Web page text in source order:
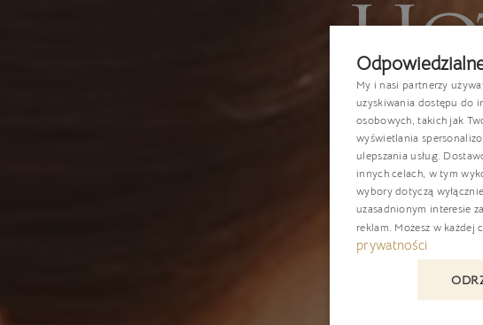
My i nasi partnerzy
uzyskiwania dostępu do
osobowych, takich jak
wyświetlania
ulepszania usług.
innych celach, w tym
wybory dotyczą
uzasadnionym interesie
reklam . Możesz w
prywatności